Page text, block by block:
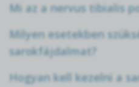
Mi az a nervus tibialis
Milyen esetekben
sarokfájdalmat?
Hogyan kell kezelni a